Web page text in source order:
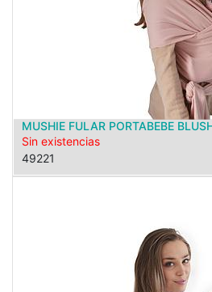
MUSHIE FULAR PORTABEBE
Sin existencias
49221